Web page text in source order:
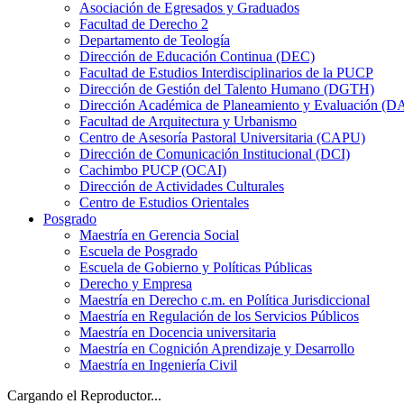
Asociación de Egresados y Graduados
Facultad de Derecho 2
Departamento de Teología
Dirección de Educación Continua (DEC)
Facultad de Estudios Interdisciplinarios de la PUCP
Dirección de Gestión del Talento Humano (DGTH)
Dirección Académica de Planeamiento y Evaluación
Facultad de Arquitectura y Urbanismo
Centro de Asesoría Pastoral Universitaria (CAPU)
Dirección de Comunicación Institucional (DCI)
Cachimbo PUCP (OCAI)
Dirección de Actividades Culturales
Centro de Estudios Orientales
Posgrado
Maestría en Gerencia Social
Escuela de Posgrado
Escuela de Gobierno y Políticas Públicas
Derecho y Empresa
Maestría en Derecho c.m. en Política Jurisdiccional
Maestría en Regulación de los Servicios Públicos
Maestría en Docencia universitaria
Maestría en Cognición Aprendizaje y Desarrollo
Maestría en Ingeniería Civil
Cargando el Reproductor...